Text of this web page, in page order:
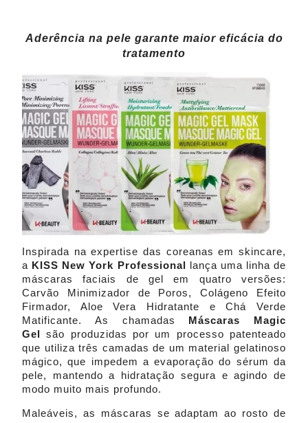
Aderência na pele garante maior eficácia do
tratamento
Inspirada na expertise das coreanas em skincare,
a KISS New York Professional
lança uma linha de
máscaras faciais de gel em quatro versões:
Carvão Minimizador de Poros, Colágeno Efeito
Firmador, Aloe Vera Hidratante e Chá Verde
Matificante. As chamadas
Máscaras Magic
Gel
são produzidas por um processo patenteado
que utiliza três camadas de um material gelatinoso
mágico, que impedem a evaporação do sérum da
pele, mantendo a hidratação segura e agindo de
modo muito mais profundo.
Maleáveis, as máscaras se adaptam ao rosto de